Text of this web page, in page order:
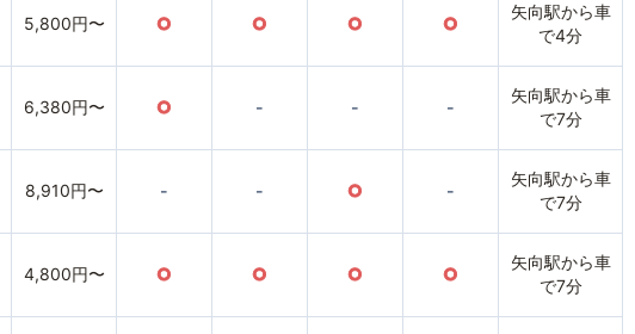
5,800円〜 ○ ○ ○ ○
矢向駅から車
で4分
6,380円〜 ○ - - -
矢向駅から車
で7分
8,910円〜 - - ○ -
矢向駅から車
で7分
4,800円〜 ○ ○ ○ ○
矢向駅から車
で7分